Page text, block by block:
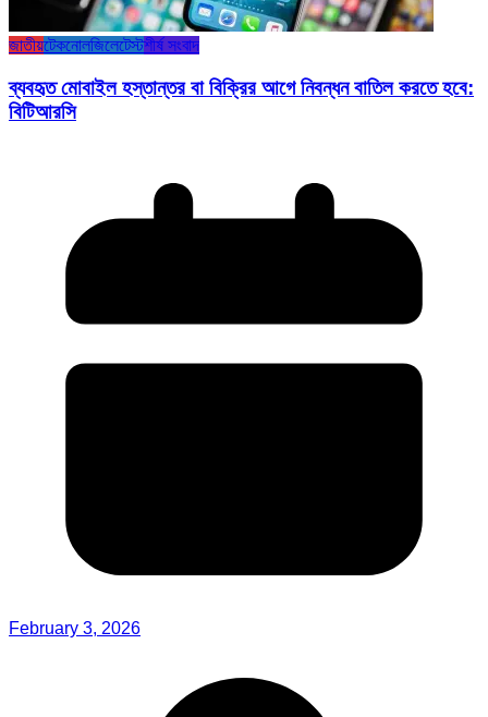
জাতীয়টেকনোলজিলেটেস্টশীর্ষ সংবাদ
ব্যবহৃত মোবাইল হস্তান্তর বা বিক্রির আগে নিবন্ধন বাতিল করতে হবে:
বিটিআরসি
February 3, 2026